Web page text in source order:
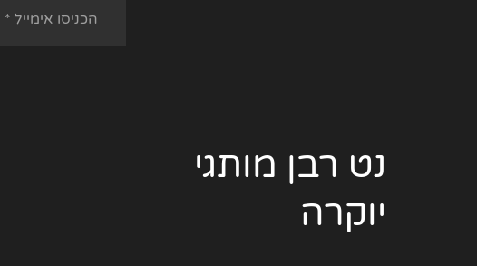
נט רבן מותגי
יוקרה